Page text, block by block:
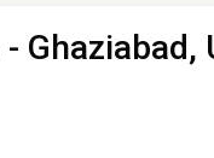
- Ghaziabad,